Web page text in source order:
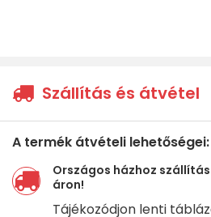
Szállítás és átvétel
A termék átvételi lehetőségei:
Országos házhoz
áron!
Tájékozódjon lenti